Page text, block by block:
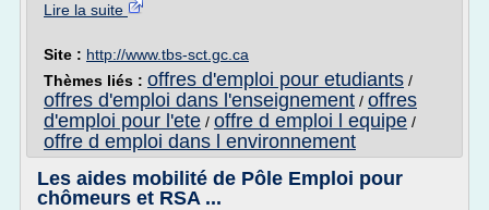
Lire la suite
Site : http://www.tbs-sct.gc.ca
Thèmes liés : offres d'emploi pour etudiants /
offres d'emploi dans l'enseignement / offres
d'emploi pour l'ete / offre d emploi l equipe /
offre d emploi dans l environnement
Les aides mobilité de Pôle Emploi pour
chômeurs et RSA ...